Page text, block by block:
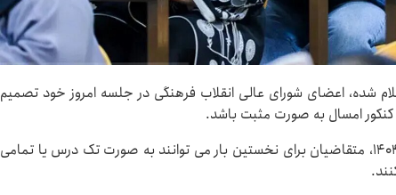
شده، اعضای شورای عالی انقلاب فرهنگی در جلسه امروز خود تصمیم
کنکور امسال به صورت مثبت باشد.
همچنین از سال تحصیلی ۱۴۰۵ - ۱۴۰۴، متقاضیان برای نخستین بار می‌ توانند به‌ صورت تک‌ درس یا تمامی